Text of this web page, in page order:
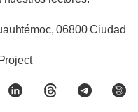
06800 Ciudad